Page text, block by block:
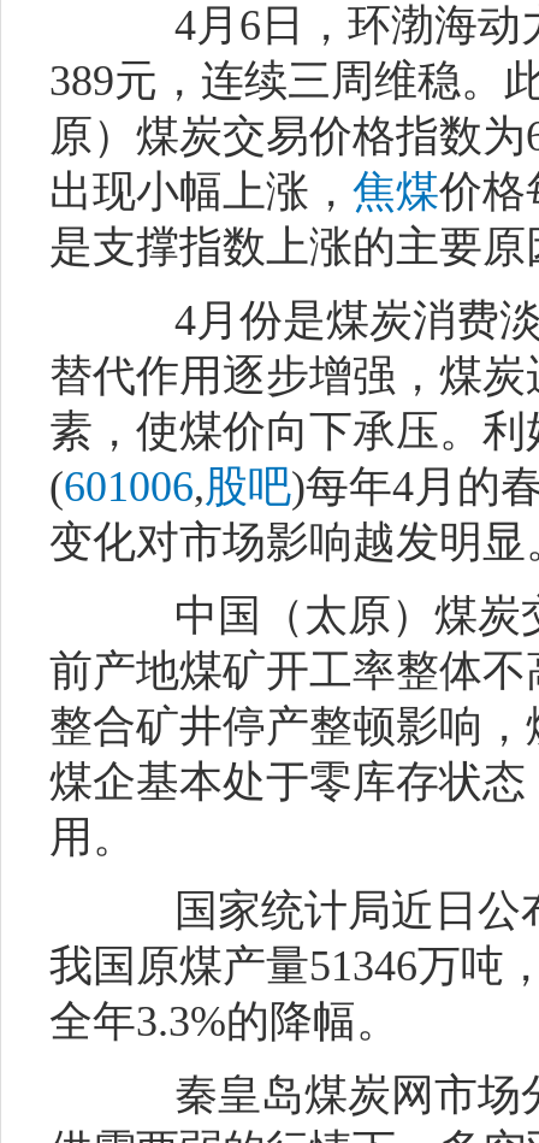
4月6日，环渤海动
389元，连续三周维稳。
原）煤炭交易价格指数
出现小幅上涨， 焦煤价格
是支撑指数上涨的主要原
4月份是煤炭消费淡
替代作用逐步增强，煤
素，使煤价向下承压。
(601006,股吧)每年4月的
变化对市场影响越发明显
中国（太原）煤炭
前产地煤矿开工率整体
整合矿井停产整顿影响
煤企基本处于零库存状
用。
国家统计局近日公
我国原煤产量51346万吨
全年3.3%的降幅。
秦皇岛煤炭网市场